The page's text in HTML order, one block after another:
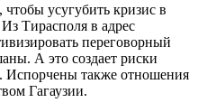
усугубить кризис в
Тирасполя в адрес
переговорный
А это создает риски
Испорчены также отношения
Гагаузии.